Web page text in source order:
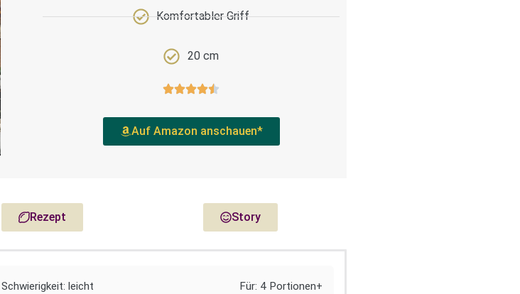
Komfortabler Griff
20 cm
Auf Amazon anschauen*
Rezept Story
Schwierigkeit: leicht Für: 4 Portionen+